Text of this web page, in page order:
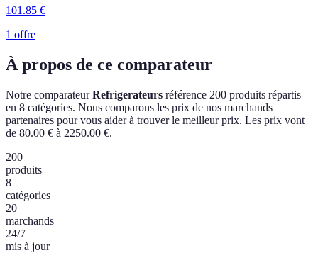
101.85 €
1 offre
À propos de ce comparateur
Notre comparateurRefrigerateurs référence 200 produits répartis
en 8 catégories. Nous comparons les prix de nos marchands
partenaires pour vous aider à trouver le meilleur prix. Les prix vont
de 80.00 € à 2250.00 €.
200
produits
8
catégories
20
marchands
24/7
mis à jour